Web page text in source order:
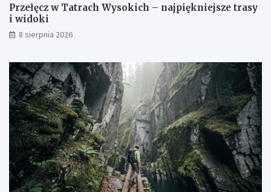
Przełęcz w Tatrach Wysokich – najpiękniejsze trasy
i widoki
8 sierpnia 2026